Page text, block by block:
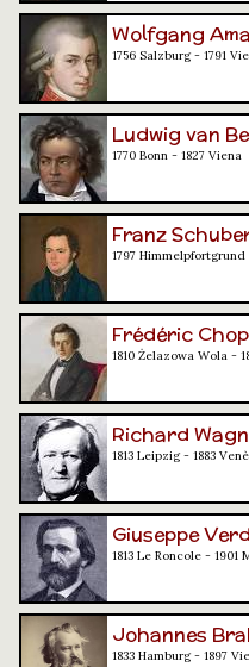
Wolfgang
1756 Salzburg - 1791
Ludwig van
1770 Bonn - 1827 Viena
Franz
1797 Himmelpfortgrund
Frédéric
1810 Żelazowa Wola -
Richard
1813 Leipzig - 1883
Giuseppe
1813 Le Roncole - 1901
Johannes
1833 Hamburg - 1897